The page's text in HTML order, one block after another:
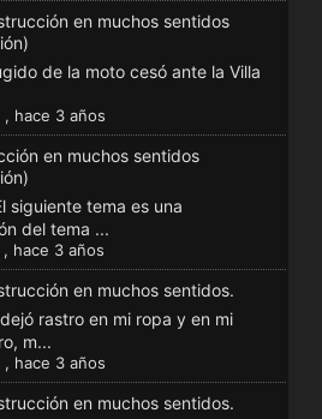
en muchos sentidos
de la moto cesó ante la Villa
, hace 3 años
en muchos sentidos
siguiente tema es una
del tema ...
, hace 3 años
en muchos sentidos.
rastro en mi ropa y en mi
m...
, hace 3 años
en muchos sentidos.